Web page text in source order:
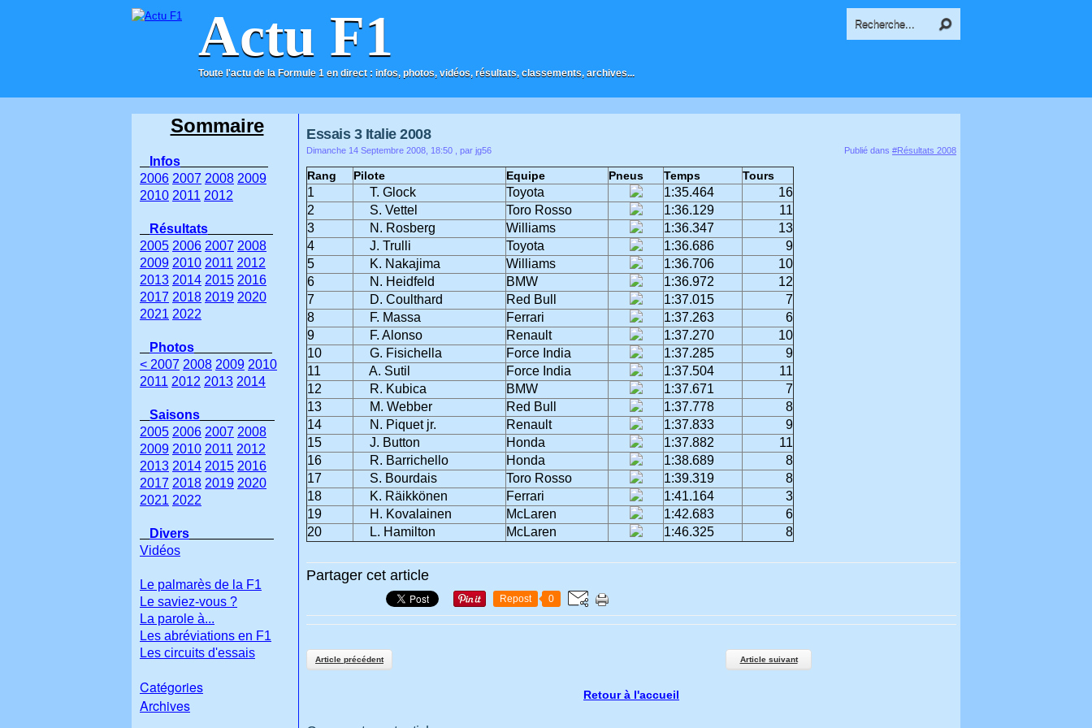
Actu F1
Toute l'actu de la Formule 1 en direct : infos, photos, vidéos, résultats, classements, archives...
ACCUEIL CONTACT
Essais 3 Italie 2008
Dimanche 14 Septembre 2008, 18:50 , par jg56 Publié dans #Résultats 2008
Rang Pilote Equipe Pneus Temps Tours
1 T. Glock Toyota 1:35.464
16
2
S. Vettel Toro Rosso 1:36.129
11
3
N. Rosberg Williams 1:36.347
13
4
J. Trulli Toyota 1:36.686
9
5
K. Nakajima Williams 1:36.706
10
6
N. Heidfeld BMW 1:36.972
12
7
D. Coulthard Red Bull 1:37.015
7
8
F. Massa Ferrari 1:37.263
6
9
F. Alonso Renault 1:37.270
10
10
G. Fisichella Force India 1:37.285
9
11
A. Sutil Force India 1:37.504
11
12
R. Kubica BMW 1:37.671
7
13
M. Webber Red Bull 1:37.778
8
14
N. Piquet jr. Renault 1:37.833
9
15
J. Button Honda 1:37.882
11
16
R. Barrichello Honda 1:38.689
8
17
S. Bourdais Toro Rosso 1:39.319
8
18
K. Räikkönen Ferrari 1:41.164
3
19
H. Kovalainen McLaren 1:42.683
6
20
L. Hamilton McLaren 1:46.325 8
Partager cet article
Repost 0
Article précédent Article suivant
Retour à l'accueil
Sommaire
Infos
2006 2007 2008 2009
2010 2011 2012
Résultats
2005 2006 2007 2008
2009 2010 2011 2012
2013 2014 2015 2016
2017 2018 2019 2020
2021 2022
Photos
< 2007 2008 2009 2010
2011 2012 2013 2014
Saisons
2005 2006 2007 2008
2009 2010 2011 2012
2013 2014 2015 2016
2017 2018 2019 2020
2021 2022
Divers
Vidéos
Le palmarès de la F1
Le saviez-vous ?
La parole à...
Les abréviations en F1
Les circuits d'essais
Catégories
Archives